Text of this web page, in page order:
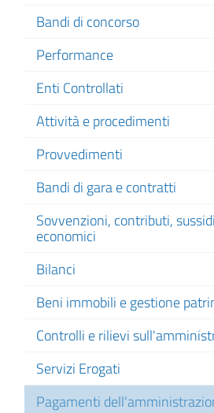
Bandi di concorso
Performance
Enti Controllati
Attività e procedimenti
Provvedimenti
Bandi di gara e contratti
Sovvenzioni, contributi,
economici
Bilanci
Beni immobili e gestione
Controlli e rilievi
Servizi Erogati
Pagamenti